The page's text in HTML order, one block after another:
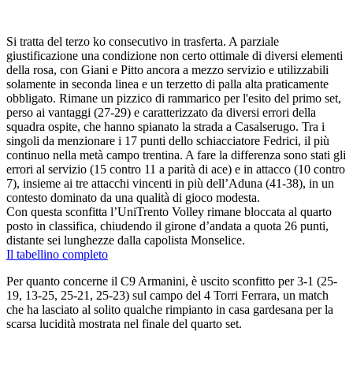
Si tratta del terzo ko consecutivo in trasferta. A parziale
giustificazione una condizione non certo ottimale di diversi elementi
della rosa, con Giani e Pitto ancora a mezzo servizio e utilizzabili
solamente in seconda linea e un terzetto di palla alta praticamente
obbligato. Rimane un pizzico di rammarico per l'esito del primo set,
perso ai vantaggi (27-29) e caratterizzato da diversi errori della
squadra ospite, che hanno spianato la strada a Casalserugo. Tra i
singoli da menzionare i 17 punti dello schiacciatore Fedrici, il più
continuo nella metà campo trentina. A fare la differenza sono stati gli
errori al servizio (15 contro 11 a parità di ace) e in attacco (10 contro
7), insieme ai tre attacchi vincenti in più dell’Aduna (41-38), in un
contesto dominato da una qualità di gioco modesta.
Con questa sconfitta l’UniTrento Volley rimane bloccata al quarto
posto in classifica, chiudendo il girone d’andata a quota 26 punti,
distante sei lunghezze dalla capolista Monselice.
Il tabellino completo
Per quanto concerne il C9 Armanini, è uscito sconfitto per 3-1 (25-
19, 13-25, 25-21, 25-23) sul campo del 4 Torri Ferrara, un match
che ha lasciato al solito qualche rimpianto in casa gardesana per la
scarsa lucidità mostrata nel finale del quarto set.